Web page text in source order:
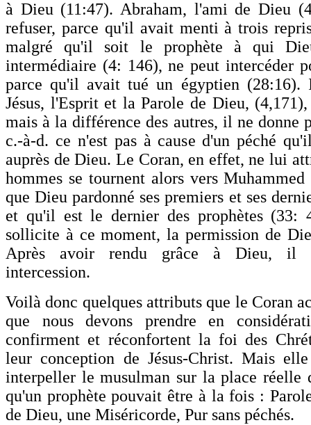
à Dieu (11:47). Abraham, l'ami de Dieu
refuser, parce qu'il avait menti à trois
malgré qu'il soit le prophète à qui
intermédiaire (4: 146), ne peut intercéder
parce qu'il avait tué un égyptien (28:16).
Jésus, l'Esprit et la Parole de Dieu,
mais à la différence des autres, il ne donne
c.-à-d. ce n'est pas à cause d'un péché
auprès de Dieu. Le Coran, en effet, ne lui
hommes se tournent alors vers
que Dieu pardonné ses premiers et ses
et qu'il est le dernier des prophètes (33:
sollicite à ce moment, la permission de
Après avoir rendu grâce à Dieu, il
intercession.
Voilà donc quelques attributs que le Coran
que nous devons prendre en
confirment et réconfortent la foi des
leur conception de Jésus-Christ. Mais
interpeller le musulman sur la place réelle
qu'un prophète pouvait être à la fois :
de Dieu, une Miséricorde, Pur sans péchés.